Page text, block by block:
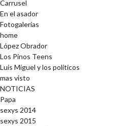
Carrusel
En el asador
Fotogalerías
home
López Obrador
Los Pinos Teens
Luis Miguel y los políticos
mas visto
NOTICIAS
Papa
sexys 2014
sexys 2015